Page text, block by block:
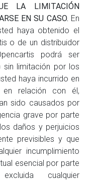
LA LIMITACIÓN
EN SU CASO. En
haya obtenido el
o de un distribuidor
podrá ser
sin limitación por los
haya incurrido en
en relación con él,
sido causados por
grave por parte
daños y perjuicios
previsibles y que
incumplimiento
esencial por parte
cualquier